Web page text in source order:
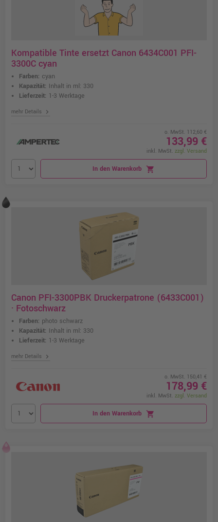
Kompatible Tinte ersetzt Canon 6434C001 PFI-
3300C cyan
Farben: cyan
Kapazität: Inhalt in ml: 330
Lieferzeit: 1-3 Werktage
mehr Details chevron_right
o. MwSt. 112,60 €
133,99 €
inkl. MwSt. zzgl. Versand
In den Warenkorb shopping_cart
Canon PFI-3300PBK Druckerpatrone (6433C001)
· Fotoschwarz
Farben: photo schwarz
Kapazität: Inhalt in ml: 330
Lieferzeit: 1-3 Werktage
mehr Details chevron_right
o. MwSt. 150,41 €
178,99 €
inkl. MwSt. zzgl. Versand
In den Warenkorb shopping_cart